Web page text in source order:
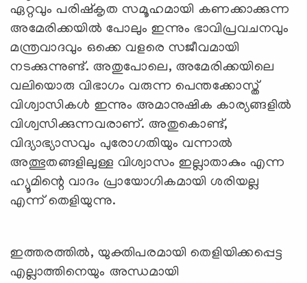
ഏറ്റവും പരിഷ്കൃത സമൂഹമായി കണക്കാക്കുന്ന
അമേരിക്കയിൽ പോലും ഇന്നും ഭാവിപ്രവചനവും
മന്ത്രവാദവും ഒക്കെ വളരെ സജീവമായി
നടക്കുന്നുണ്ട്. അതുപോലെ, അമേരിക്കയിലെ
വലിയൊരു വിഭാഗം വരുന്ന പെന്തക്കോസ്ത്
വിശ്വാസികൾ ഇന്നും അമാനുഷിക കാര്യങ്ങളിൽ
വിശ്വസിക്കുന്നവരാണ്. അതുകൊണ്ട്,
വിദ്യാഭ്യാസവും പുരോഗതിയും വന്നാൽ
അത്ഭുതങ്ങളിലുള്ള വിശ്വാസം ഇല്ലാതാകും എന്ന
ഹ്യൂമിന്റെ വാദം പ്രായോഗികമായി ശരിയല്ല
എന്ന് തെളിയുന്നു.
ഇത്തരത്തിൽ, യുക്തിപരമായി തെളിയിക്കപ്പെട്ട
എല്ലാത്തിനെയും അന്ധമായി